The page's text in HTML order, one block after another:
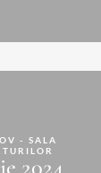
- SALA